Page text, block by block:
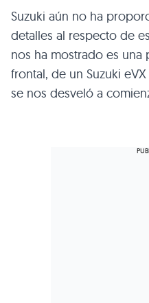
Suzuki aún no ha
detalles al respecto de
nos ha mostrado es una
frontal, de un Suzuki
se nos desveló a